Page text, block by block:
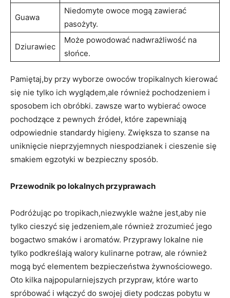
Guawa
Niedomyte owoce mogą zawierać
pasożyty.
Dziurawiec
Może powodować⁣ nadwrażliwość na
słońce.
Pamiętaj,by przy⁤ wyborze owoców tropikalnych kierować
się nie tylko⁢ ich wyglądem,ale również pochodzeniem i
sposobem​ ich obróbki. zawsze warto wybierać owoce
pochodzące z pewnych ⁢źródeł, które zapewniają
odpowiednie⁤ standardy‌ higieny.⁣ Zwiększa ⁤to szanse na
⁣uniknięcie nieprzyjemnych niespodzianek ‍i cieszenie ⁢się
smakiem‍ egzotyki w bezpieczny⁢ sposób.
Przewodnik po lokalnych przyprawach
Podróżując po tropikach,niezwykle ważne jest,aby nie
tylko cieszyć się jedzeniem,ale⁤ również‌ zrozumieć ​jego
bogactwo ​smaków i aromatów. Przyprawy lokalne ⁣nie
⁣tylko​ podkreślają walory kulinarne potraw,⁣ ale⁣ również⁣
mogą być elementem bezpieczeństwa żywnościowego.
Oto​ kilka najpopularniejszych ‌przypraw, które warto
spróbować i włączyć⁤ do swojej diety podczas pobytu w